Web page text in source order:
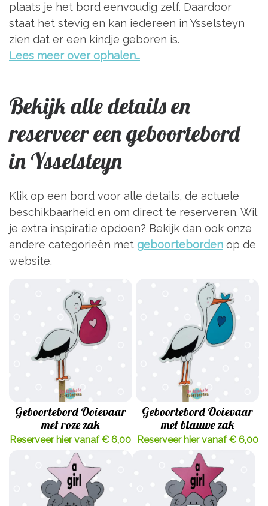
plaats je het bord eenvoudig zelf. Daardoor
staat het stevig en kan iedereen in Ysselsteyn
zien dat er een kindje geboren is.
Lees meer over ophalen…
Bekijk alle details en
reserveer een geboortebord
in Ysselsteyn
Klik op een bord voor alle details, de actuele
beschikbaarheid en om direct te reserveren. Wil
je extra inspiratie opdoen? Bekijk dan ook onze
andere categorieën met geboorteborden op de
website.
Geboortebord Ooievaar
met roze zak
Reserveer hier vanaf € 6,00
Geboortebord Ooievaar
met blauwe zak
Reserveer hier vanaf € 6,00